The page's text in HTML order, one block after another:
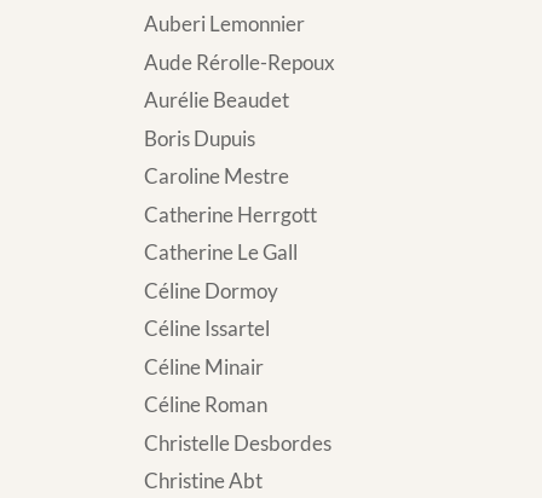
Auberi Lemonnier
Aude Rérolle-Repoux
Aurélie Beaudet
Boris Dupuis
Caroline Mestre
Catherine Herrgott
Catherine Le Gall
Céline Dormoy
Céline Issartel
Céline Minair
Céline Roman
Christelle Desbordes
Christine Abt